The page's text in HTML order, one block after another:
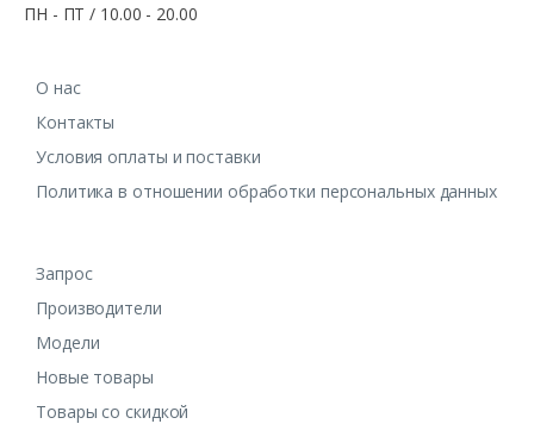
ПН - ПТ / 10.00 - 20.00
О нас
Контакты
Условия оплаты и поставки
Политика в отношении обработки персональных данных
Запрос
Производители
Модели
Новые товары
Товары со скидкой